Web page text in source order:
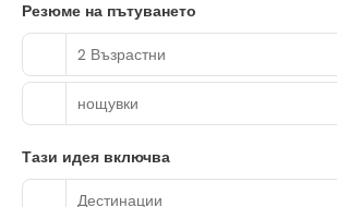
Резюме на пътуването
2 Възрастни
нощувки
Тази идея включва
Дестинации